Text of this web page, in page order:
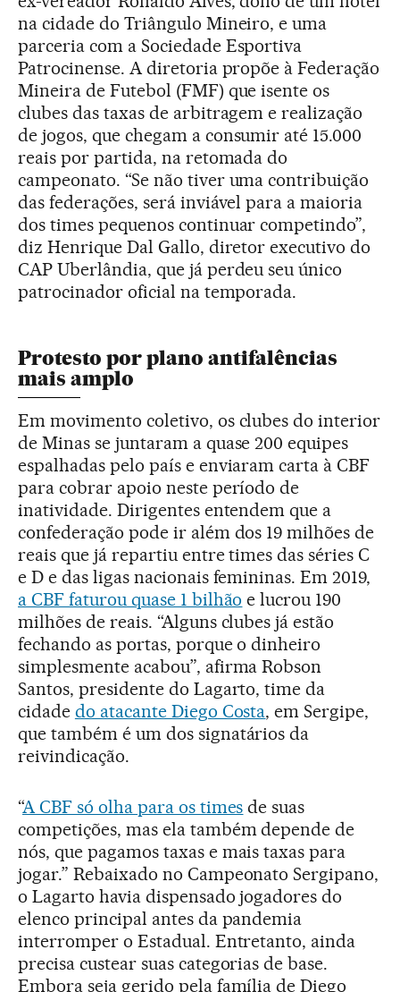
na cidade do Triângulo Mineiro, e uma
parceria com a Sociedade Esportiva
Patrocinense. A diretoria propõe à Federação
Mineira de Futebol (FMF) que isente os
clubes das taxas de arbitragem e realização
de jogos, que chegam a consumir até 15.000
reais por partida, na retomada do
campeonato. “Se não tiver uma contribuição
das federações, será inviável para a maioria
dos times pequenos continuar competindo”,
diz Henrique Dal Gallo, diretor executivo do
CAP Uberlândia, que já perdeu seu único
patrocinador oficial na temporada.
Protesto por plano antifalências
mais amplo
Em movimento coletivo, os clubes do interior
de Minas se juntaram a quase 200 equipes
espalhadas pelo país e enviaram carta à CBF
para cobrar apoio neste período de
inatividade. Dirigentes entendem que a
confederação pode ir além dos 19 milhões de
reais que já repartiu entre times das séries C
e D e das ligas nacionais femininas. Em 2019,
a CBF faturou quase 1 bilhão e lucrou 190
milhões de reais. “Alguns clubes já estão
fechando as portas, porque o dinheiro
simplesmente acabou”, afirma Robson
Santos, presidente do Lagarto, time da
cidade do atacante Diego Costa, em Sergipe,
que também é um dos signatários da
reivindicação.
“A CBF só olha para os times de suas
competições, mas ela também depende de
nós, que pagamos taxas e mais taxas para
jogar.” Rebaixado no Campeonato Sergipano,
o Lagarto havia dispensado jogadores do
elenco principal antes da pandemia
interromper o Estadual. Entretanto, ainda
precisa custear suas categorias de base.
Embora seja gerido pela família de Diego